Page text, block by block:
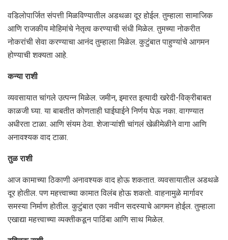
वडिलोपार्जित संपत्ती मिळविण्यातील अडथळा दूर होईल. तुम्हाला सामाजिक
आणि राजकीय मोहिमांचे नेतृत्व करण्याची संधी मिळेल. तुमच्या नोकरीत
नोकरांची सेवा करण्याचा आनंद तुम्हाला मिळेल. कुटुंबात पाहुण्यांचे आगमन
होण्याची शक्यता आहे.
कन्या राशी
व्यवसायात चांगले उत्पन्न मिळेल. जमीन, इमारत इत्यादी खरेदी-विक्रीबाबत
काळजी घ्या. या बाबतीत कोणताही घाईघाईने निर्णय घेऊ नका. वागण्यात
अधीरता टाळा. आणि संयम ठेवा. शेजाऱ्यांशी चांगलं खेळीमेळीने वागा आणि
अनावश्यक वाद टाळा.
तुळ राशी
आज कामाच्या ठिकाणी अनावश्यक वाद होऊ शकतात. व्यवसायातील अडथळे
दूर होतील. पण महत्त्वाच्या कामात विलंब होऊ शकतो. वाहनामुळे मार्गावर
समस्या निर्माण होतील. कुटुंबात एका नवीन सदस्याचे आगमन होईल. तुम्हाला
एखाद्या महत्त्वाच्या व्यक्तीकडून पाठिंबा आणि साथ मिळेल.